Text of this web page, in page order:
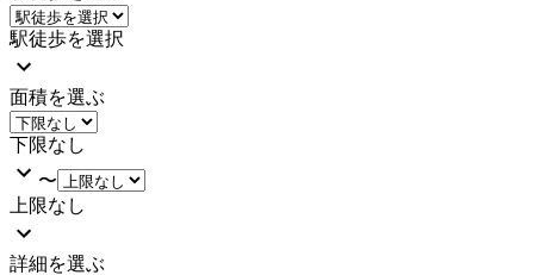
駅徒歩を選択
面積を選ぶ
下限なし
〜
上限なし
詳細を選ぶ